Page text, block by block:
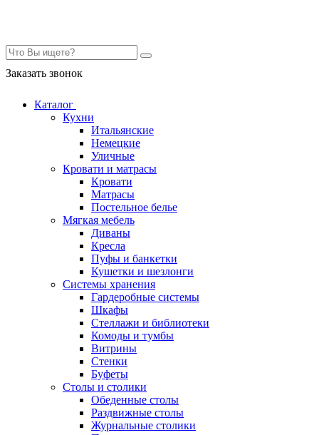
Заказать звонок
Каталог
Кухни
Итальянские
Немецкие
Уличные
Кровати и матрасы
Кровати
Матрасы
Постельное белье
Мягкая мебель
Диваны
Кресла
Пуфы и банкетки
Кушетки и шезлонги
Системы хранения
Гардеробные системы
Шкафы
Стеллажи и библиотеки
Комоды и тумбы
Витрины
Стенки
Буфеты
Столы и столики
Обеденные столы
Раздвижные столы
Журнальные столики